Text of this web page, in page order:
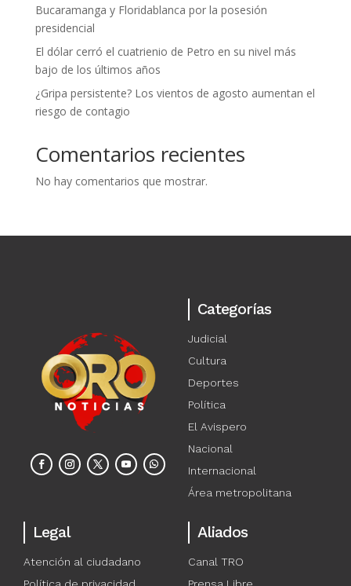
Bucaramanga y Floridablanca por la posesión
presidencial
El dólar cerró el cuatrienio de Petro en su nivel más
bajo de los últimos años
¿Gripa persistente? Los vientos de agosto aumentan el
riesgo de contagio
Comentarios recientes
No hay comentarios que mostrar.
Categorías
Judicial
Cultura
Deportes
Política
El Avispero
Nacional
Internacional
Área metropolitana
Legal
Atención al ciudadano
Aliados
Canal TRO